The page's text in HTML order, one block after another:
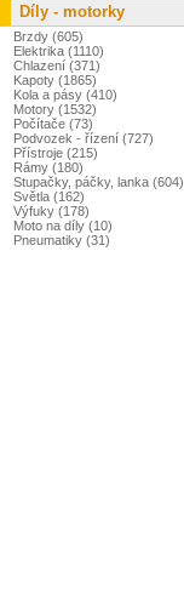
Díly - motorky
Brzdy (605)
Elektrika (1110)
Chlazení (371)
Kapoty (1865)
Kola a pásy (410)
Motory (1532)
Počítače (73)
Podvozek - řízení (727)
Přístroje (215)
Rámy (180)
Stupačky, páčky, lanka (604)
Světla (162)
Výfuky (178)
Moto na díly (10)
Pneumatiky (31)